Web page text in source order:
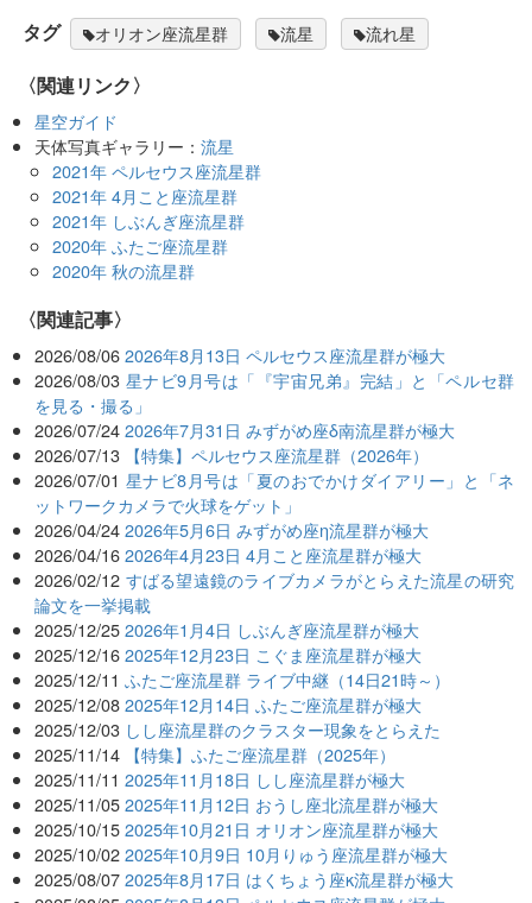
タグ オリオン座流星群 流星 流れ星
〈関連リンク〉
星空ガイド
天体写真ギャラリー：流星
2021年 ペルセウス座流星群
2021年 4月こと座流星群
2021年 しぶんぎ座流星群
2020年 ふたご座流星群
2020年 秋の流星群
関連記事
2026/08/06 2026年8月13日 ペルセウス座流星群が極大
2026/08/03 星ナビ9月号は「『宇宙兄弟』完結」と「ペルセ群
を見る・撮る」
2026/07/24 2026年7月31日 みずがめ座δ南流星群が極大
2026/07/13 【特集】ペルセウス座流星群（2026年）
2026/07/01 星ナビ8月号は「夏のおでかけダイアリー」と「ネ
ットワークカメラで火球をゲット」
2026/04/24 2026年5月6日 みずがめ座η流星群が極大
2026/04/16 2026年4月23日 4月こと座流星群が極大
2026/02/12 すばる望遠鏡のライブカメラがとらえた流星の研究
論文を一挙掲載
2025/12/25 2026年1月4日 しぶんぎ座流星群が極大
2025/12/16 2025年12月23日 こぐま座流星群が極大
2025/12/11 ふたご座流星群 ライブ中継（14日21時～）
2025/12/08 2025年12月14日 ふたご座流星群が極大
2025/12/03 しし座流星群のクラスター現象をとらえた
2025/11/14 【特集】ふたご座流星群（2025年）
2025/11/11 2025年11月18日 しし座流星群が極大
2025/11/05 2025年11月12日 おうし座北流星群が極大
2025/10/15 2025年10月21日 オリオン座流星群が極大
2025/10/02 2025年10月9日 10月りゅう座流星群が極大
2025/08/07 2025年8月17日 はくちょう座κ流星群が極大